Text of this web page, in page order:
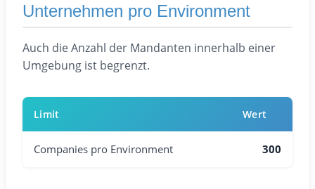
Unternehmen pro Environment
Auch die Anzahl der Mandanten innerhalb einer
Umgebung ist begrenzt.
Limit Wert
Companies pro Environment 300